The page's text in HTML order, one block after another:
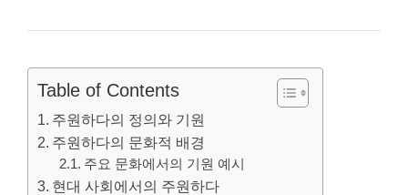
Table of Contents
주원하다의 정의와 기원
주원하다의 문화적 배경
주요 문화에서의 기원 예시
현대 사회에서의 주원하다